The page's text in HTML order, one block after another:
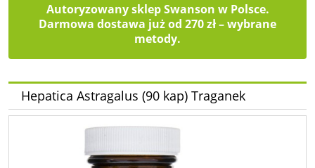
Autoryzowany sklep Swanson w Polsce.
Darmowa dostawa już od 270 zł – wybrane
metody.
Hepatica Astragalus (90 kap) Traganek